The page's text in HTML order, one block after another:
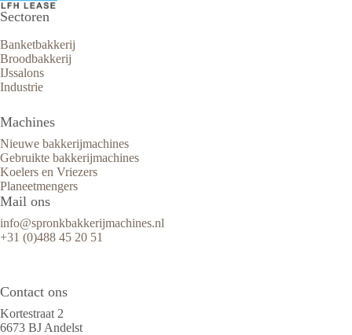
Sectoren
Banketbakkerij
Broodbakkerij
IJssalons
Industrie
Machines
Nieuwe bakkerijmachines
Gebruikte bakkerijmachines
Koelers en Vriezers
Planeetmengers
Mail ons
info@spronkbakkerijmachines.nl
+31 (0)488 45 20 51
Contact ons
Kortestraat 2
6673 BJ Andelst